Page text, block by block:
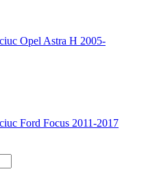
Opel Astra H 2005-
Ford Focus 2011-2017